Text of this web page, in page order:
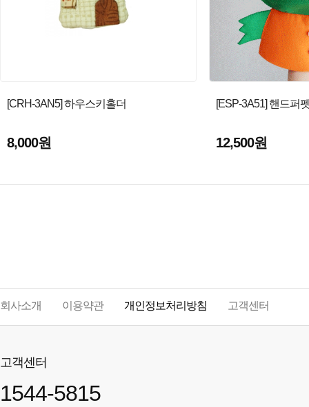
[CRH-3AN5] 하우스키홀더
8,000원
[ESP-3A51] 핸드퍼
12,500원
회사소개 이용약관 개인정보처리방침 고객센터
고객센터
1544-5815